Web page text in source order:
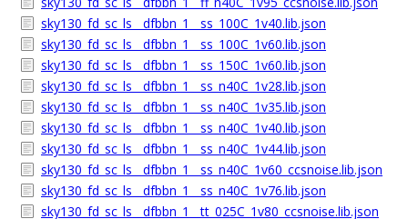
sky130_fd_sc_ls__dfbbn_1__ss_100C_1v40.lib.json
sky130_fd_sc_ls__dfbbn_1__ss_100C_1v60.lib.json
sky130_fd_sc_ls__dfbbn_1__ss_150C_1v60.lib.json
sky130_fd_sc_ls__dfbbn_1__ss_n40C_1v28.lib.json
sky130_fd_sc_ls__dfbbn_1__ss_n40C_1v35.lib.json
sky130_fd_sc_ls__dfbbn_1__ss_n40C_1v40.lib.json
sky130_fd_sc_ls__dfbbn_1__ss_n40C_1v44.lib.json
sky130_fd_sc_ls__dfbbn_1__ss_n40C_1v60_ccsnoise.lib.json
sky130_fd_sc_ls__dfbbn_1__ss_n40C_1v76.lib.json
sky130_fd_sc_ls__dfbbn_1__tt_025C_1v80_ccsnoise.lib.json